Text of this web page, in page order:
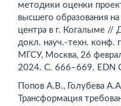
методики оценки
высшего образования
центра в г. Когалыме //
докл. науч.-техн.
МГСУ, Москва, 26
2024. С. 666–669. EDN
Попов А.В., Голубева
Трансформация